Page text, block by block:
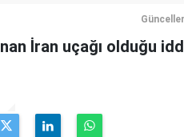
İran uçağı olduğu